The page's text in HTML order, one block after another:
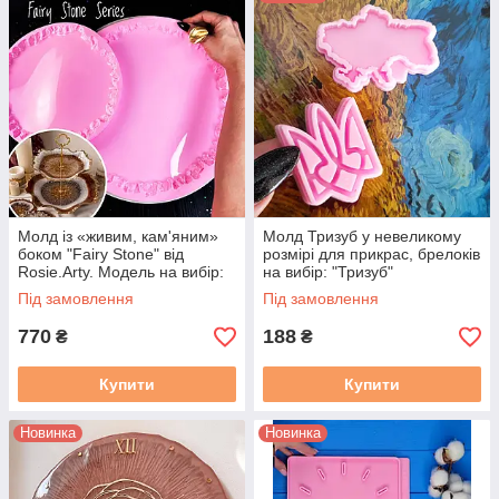
Молд із «живим, кам'яним»
боком "Fairy Stone" від
Rosie.Arty. Модель на вибір:
мод.707, середній молд, 1
шт.
Під замовлення
770 ₴
Купити
Молд Тризуб у невеликому
розмірі для прикрас, брелоків
на вибір: "Тризуб"
Під замовлення
188 ₴
Купити
Новинка Новинка